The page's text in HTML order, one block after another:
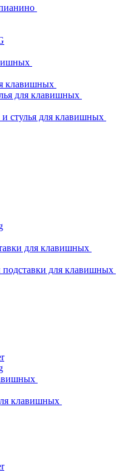
клавишных
для клавишных
и стулья для клавишных
для клавишных
для клавишных
клавишных